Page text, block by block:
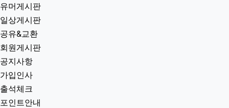
유머게시판
일상게시판
공유&교환
회원게시판
공지사항
가입인사
출석체크
포인트안내